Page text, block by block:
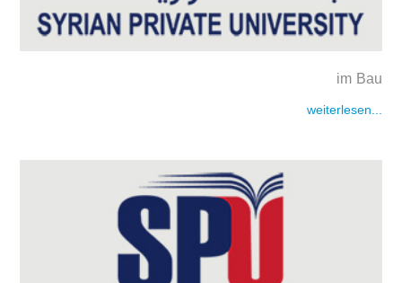
im Bau
weiterlesen...